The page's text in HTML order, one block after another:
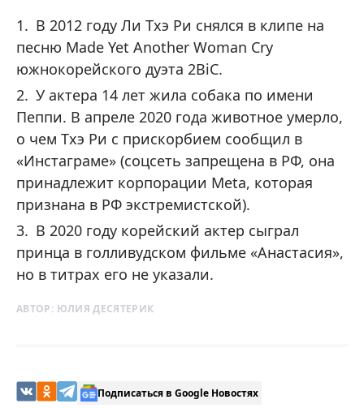
В 2012 году Ли Тхэ Ри снялся в клипе на
песню Made Yet Another Woman Cry
южнокорейского дуэта 2BiC.
У актера 14 лет жила собака по имени
Пеппи. В апреле 2020 года животное умерло,
о чем Тхэ Ри с прискорбием сообщил в
«Инстаграме» (соцсеть запрещена в РФ, она
принадлежит корпорации Meta, которая
признана в РФ экстремистской).
В 2020 году корейский актер сыграл
принца в голливудском фильме «Анастасия»,
но в титрах его не указали.
АВТОР: ЮЛИЯ ДЕСЯТЕРИК
Подписаться в Google Новостях